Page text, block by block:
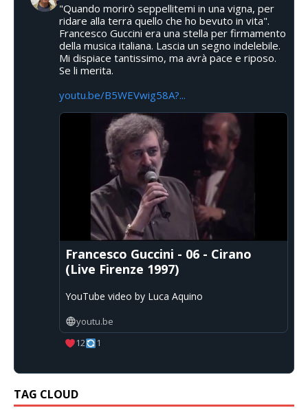
"Quando morirò seppellitemi in una vigna, per
ridare alla terra quello che ho bevuto in vita".
Francesco Guccini era una stella per firmamento
della musica italiana. Lascia un segno indelebile.
Mi dispiace tantissimo, ma avrà pace e riposo.
Se li merita.
youtu.be/B5WEVwig58A?...
Francesco Guccini - 06 - Cirano
(Live Firenze 1997)
YouTube video by Luca Aquino
youtu.be
12
1
TAG CLOUD